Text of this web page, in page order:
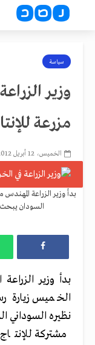
سياسة
وزير
مزرعة
الخميس، 12 أبريل 2012، 2:02 ص
بدأ وزير الزراعة
السودان
بدأ وزير
الخميس زيارة
نظيره السوداني
مشتركة